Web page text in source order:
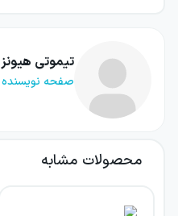
تیموتی هیونز
صفحه نویسنده
محصولات مشابه